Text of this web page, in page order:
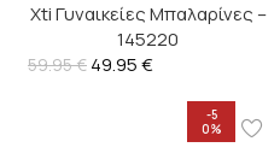
Xti Γυναικείες Μπαλαρίνες –
145220
59.95€ 49.95€
-5
0%